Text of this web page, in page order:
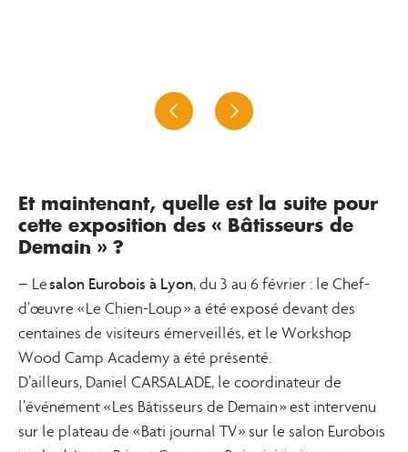
Et maintenant, quelle est la suite pour
cette exposition des « Bâtisseurs de
Demain » ?
– Lesalon Eurobois à Lyon, du 3 au 6 février : le Chef-
d’œuvre « Le Chien-Loup » a été exposé devant des
centaines de visiteurs émerveillés, et le Workshop
Wood Camp Academy a été présenté.
D’ailleurs, Daniel CARSALADE, le coordinateur de
l’événement « Les Bâtisseurs de Demain » est intervenu
sur le plateau de « Bati journal TV » sur le salon Eurobois